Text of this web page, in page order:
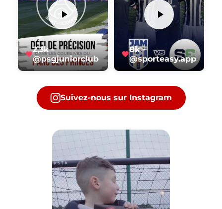
2,3k -
@psgjuniorclub
8k -
@sporteasy.app
Suivez-nous sur Instagram